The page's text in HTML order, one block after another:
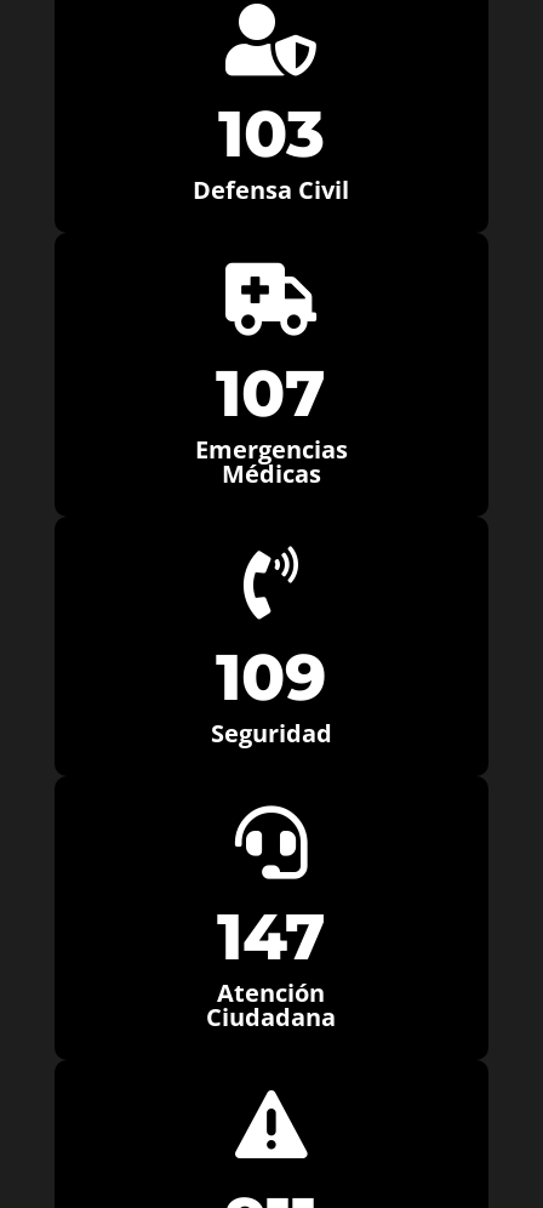

103
Defensa Civil

107
Emergencias
Médicas

109
Seguridad

147
Atención
Ciudadana
